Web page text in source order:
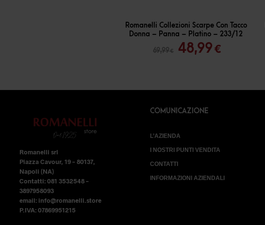
30
Romanelli Collezioni Scarpe Con Tacco
Donna – Panna – Platino – 233/12
69,99€
Il
era:
69,99 €.
48,99€Il
è:
Romanelli srl
Piazza Cavour, 19 – 80137,
Napoli (NA)
Contatti: 081 3532548 –
3897958093
email: info@romanelli.store
P.IVA: 07869951215
COMUNICAZIONE
L’AZIENDA
I NOSTRI PUNTI VENDITA
CONTATTI
INFORMAZIONI AZIENDALI